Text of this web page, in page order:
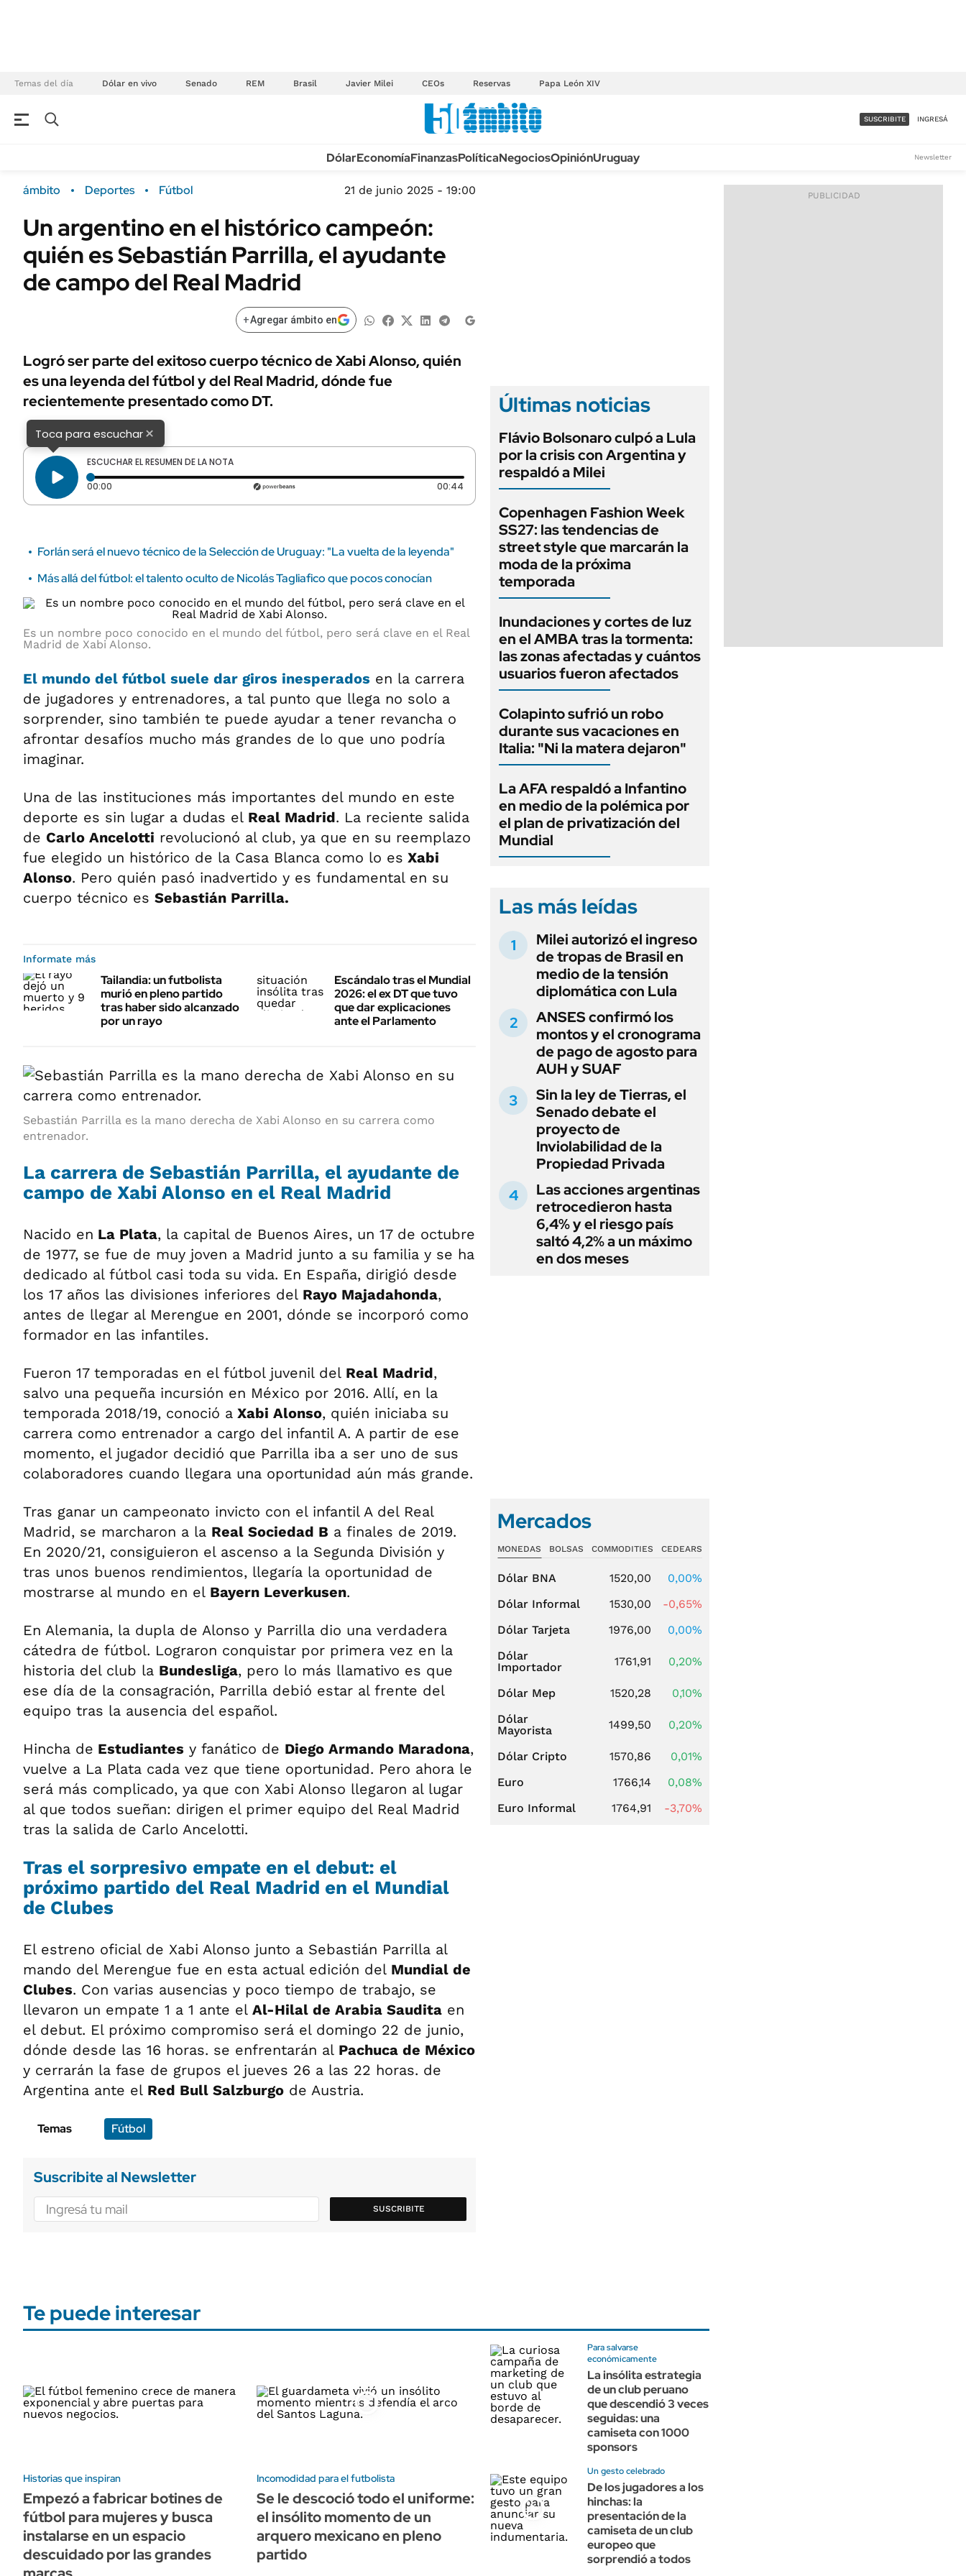
Temas del día Dólar en vivo Senado REM Brasil Javier Milei CEOs Reservas Papa León XIV
Campo
FINANZAS
Dólar
Sustentabilidad
Seguros
POLÍTICA
URUGUAY
TECNOLOGÍA
MÉXICO
MUNDO
INFORMACIÓN GENERAL
AUTOS
ACCESO FULL - $1.800/MES
SUSCRIBITE INGRESÁ
DólarEconomíaFinanzasPolíticaNegociosOpiniónUruguay Newsletter
ámbito Deportes Fútbol 21 de junio 2025 - 19:00
Un argentino en el histórico campeón:
quién es Sebastián Parrilla, el ayudante
de campo del Real Madrid
+Agregar ámbito en
Logró ser parte del exitoso cuerpo técnico de Xabi Alonso, quién
es una leyenda del fútbol y del Real Madrid, dónde fue
recientemente presentado como DT.
Toca para escuchar×
ESCUCHAR EL RESUMEN DE LA NOTA
00:00 Tiempo transcurrido: 0 segundos 00:44 Duración: 44 segundos
Forlán será el nuevo técnico de la Selección de Uruguay: "La vuelta de la leyenda"
Más allá del fútbol: el talento oculto de Nicolás Tagliafico que pocos conocían
Es un nombre poco conocido en el mundo del fútbol, pero será clave en el Real
Madrid de Xabi Alonso.
El mundo del fútbol suele dar giros inesperados en la carrera
de jugadores y entrenadores, a tal punto que llega no solo a
sorprender, sino también te puede ayudar a tener revancha o
afrontar desafíos mucho más grandes de lo que uno podría
imaginar.
Una de las instituciones más importantes del mundo en este
deporte es sin lugar a dudas el Real Madrid. La reciente salida
de Carlo Ancelotti revolucionó al club, ya que en su reemplazo
fue elegido un histórico de la Casa Blanca como lo es Xabi
Alonso. Pero quién pasó inadvertido y es fundamental en su
cuerpo técnico es Sebastián Parrilla.
Informate más
Tailandia: un futbolista
murió en pleno partido
tras haber sido alcanzado
por un rayo
Escándalo tras el Mundial
2026: el ex DT que tuvo
que dar explicaciones
ante el Parlamento
Sebastián Parrilla es la mano derecha de Xabi Alonso en su carrera como
entrenador.
La carrera de Sebastián Parrilla, el ayudante de
campo de Xabi Alonso en el Real Madrid
Nacido en La Plata, la capital de Buenos Aires, un 17 de octubre
de 1977, se fue de muy joven a Madrid junto a su familia y se ha
dedicado al fútbol casi toda su vida. En España, dirigió desde
los 17 años las divisiones inferiores del Rayo Majadahonda,
antes de llegar al Merengue en 2001, dónde se incorporó como
formador en las infantiles.
Fueron 17 temporadas en el fútbol juvenil del Real Madrid,
salvo una pequeña incursión en México por 2016. Allí, en la
temporada 2018/19, conoció a Xabi Alonso, quién iniciaba su
carrera como entrenador a cargo del infantil A. A partir de ese
momento, el jugador decidió que Parrilla iba a ser uno de sus
colaboradores cuando llegara una oportunidad aún más grande.
Tras ganar un campeonato invicto con el infantil A del Real
Madrid, se marcharon a la Real Sociedad B a finales de 2019.
En 2020/21, consiguieron el ascenso a la Segunda División y
tras unos buenos rendimientos, llegaría la oportunidad de
mostrarse al mundo en el Bayern Leverkusen.
En Alemania, la dupla de Alonso y Parrilla dio una verdadera
cátedra de fútbol. Lograron conquistar por primera vez en la
historia del club la Bundesliga, pero lo más llamativo es que
ese día de la consagración, Parrilla debió estar al frente del
equipo tras la ausencia del español.
Hincha de Estudiantes y fanático de Diego Armando Maradona,
vuelve a La Plata cada vez que tiene oportunidad. Pero ahora le
será más complicado, ya que con Xabi Alonso llegaron al lugar
al que todos sueñan: dirigen el primer equipo del Real Madrid
tras la salida de Carlo Ancelotti.
Tras el sorpresivo empate en el debut: el
próximo partido del Real Madrid en el Mundial
de Clubes
El estreno oficial de Xabi Alonso junto a Sebastián Parrilla al
mando del Merengue fue en esta actual edición del Mundial de
Clubes. Con varias ausencias y poco tiempo de trabajo, se
llevaron un empate 1 a 1 ante el Al-Hilal de Arabia Saudita en
el debut. El próximo compromiso será el domingo 22 de junio,
dónde desde las 16 horas. se enfrentarán al Pachuca de México
y cerrarán la fase de grupos el jueves 26 a las 22 horas. de
Argentina ante el Red Bull Salzburgo de Austria.
Temas Fútbol
Suscribite al Newsletter
SUSCRIBITE
Últimas noticias
Flávio Bolsonaro culpó a Lula
por la crisis con Argentina y
respaldó a Milei
Copenhagen Fashion Week
SS27: las tendencias de
street style que marcarán la
moda de la próxima
temporada
Inundaciones y cortes de luz
en el AMBA tras la tormenta:
las zonas afectadas y cuántos
usuarios fueron afectados
Colapinto sufrió un robo
durante sus vacaciones en
Italia: "Ni la matera dejaron"
La AFA respaldó a Infantino
en medio de la polémica por
el plan de privatización del
Mundial
Las más leídas
Milei autorizó el ingreso
de tropas de Brasil en
medio de la tensión
diplomática con Lula
ANSES confirmó los
montos y el cronograma
de pago de agosto para
AUH y SUAF
Sin la ley de Tierras, el
Senado debate el
proyecto de
Inviolabilidad de la
Propiedad Privada
Las acciones argentinas
retrocedieron hasta
6,4% y el riesgo país
saltó 4,2% a un máximo
en dos meses
Mercados
MONEDAS BOLSAS COMMODITIES CEDEARS
Dólar BNA 1520,00
0,00%
Dólar Informal
1530,00
-0,65%
Dólar Tarjeta
1976,00
0,00%
Dólar
Importador
1761,91 0,20%
Dólar Mep 1520,28
0,10%
Dólar
Mayorista
1499,50 0,20%
Dólar Cripto 1570,86
0,01%
Euro
1766,14
0,08%
Euro Informal
1764,91 -3,70%
Te puede interesar
Historias que inspiran
Empezó a fabricar botines de
fútbol para mujeres y busca
instalarse en un espacio
descuidado por las grandes
Incomodidad para el futbolista
Se le descoció todo el uniforme:
el insólito momento de un
arquero mexicano en pleno
partido
Para salvarse
económicamente
La insólita estrategia
de un club peruano
que descendió 3 veces
seguidas: una
camiseta con 1000
sponsors
Un gesto celebrado
De los jugadores a los
hinchas: la
presentación de la
camiseta de un club
europeo que
sorprendió a todos